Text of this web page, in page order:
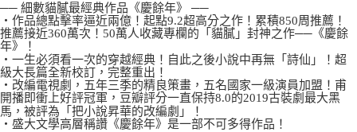
任。
４．使用「AFTEE先享後付」時，將依據個別帳號之用戶狀況，依本公司即
時審查核予不同之上限額度；若仍有額度不足之情形，本公司將視審查結果
請求用戶進行身份認證。
５．嚴禁一人註冊多個帳號或使用他人資訊註冊。若發現惡意使用之情形，
恩沛科技股份有限公司將有權停止該用戶之使用額度並採取法律行動。
每筆NT$100，滿NT$800(含以上)免運費
國家/地區配送
── 細數貓膩最經典作品《慶餘年》 ──
‧作品總點擊率逼近兩億！起點9.2超高分之作！累積850周推薦！
推薦接近360萬次！50萬人收藏專欄的「貓膩」封神之作──《慶餘
年》！
‧一生必須看一次的穿越經典！自此之後小說中再無「詩仙」！超
級大長篇全新校訂，完整重出！
‧改編電視劇，五年三季的精良策畫，五名國家一級演員加盟！甫
開播即衝上好評冠軍，豆瓣評分一直保持8.0的2019古裝劇最大黑
馬，被評為「把小說昇華的改編劇」！
‧盛大文學高層稱讚《慶餘年》是一部不可多得作品！